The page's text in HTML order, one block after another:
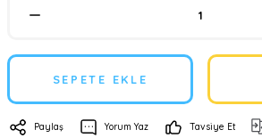
SEPETE EKLE
Paylaş Yorum Yaz Tavsiye Et